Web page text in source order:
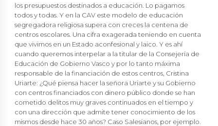
los presupuestos destinados a educación. Lo pagamos
todos y todas. Y en la CAV este modelo de educación
segregadora religiosa supera con creces la centena de
centros escolares. Una cifra exagerada teniendo en cuenta
que vivimos en un Estado aconfesional y laico. Y es ahí
cuando queremos interpelar a la titular de la Consejería de
Educación de Gobierno Vasco y por lo tanto máxima
responsable de la financiación de estos centros, Cristina
Uriarte: ¿Qué piensa hacer la señora Uriarte y su Gobierno
con centros financiados con dinero público donde se han
cometido delitos muy graves continuados en el tiempo y
con una dirección que admite tener conocimiento de los
mismos desde hace 30 años? Caso Salesianos, por ejemplo.